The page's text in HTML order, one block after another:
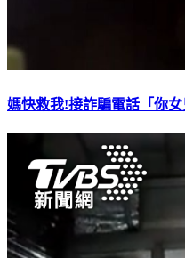
媽快救我!接詐騙電話「你